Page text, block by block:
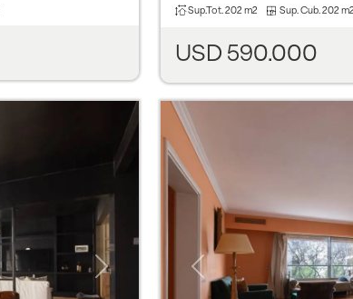
Sup.Tot.202 m2 Sup. Cub.202
USD 590.000
Next Previous